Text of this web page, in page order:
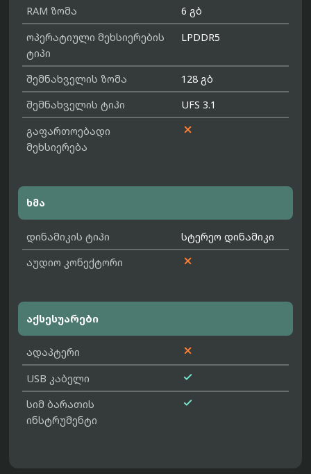
RAM ზომა
6 გბ
ოპერატიული მეხსიერების
ტიპი
LPDDR5
შემნახველის ზომა
128 გბ
შემნახველის ტიპი
UFS 3.1
გაფართოებადი
მეხსიერება

ხმა
დინამიკის ტიპი
სტერეო დინამიკი
აუდიო კონექტორი

აქსესუარები
ადაპტერი 
USB კაბელი 
სიმ ბარათის
ინსტრუმენტი
